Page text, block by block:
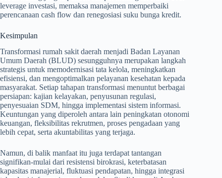
leverage investasi, memaksa manajemen memperbaiki
perencanaan cash flow dan renegosiasi suku bunga kredit.
Kesimpulan
Transformasi rumah sakit daerah menjadi Badan Layanan
Umum Daerah (BLUD) sesungguhnya merupakan langkah
strategis untuk memodernisasi tata kelola, meningkatkan
efisiensi, dan mengoptimalkan pelayanan kesehatan kepada
masyarakat. Setiap tahapan transformasi menuntut berbagai
persiapan: kajian kelayakan, penyusunan regulasi,
penyesuaian SDM, hingga implementasi sistem informasi.
Keuntungan yang diperoleh antara lain peningkatan otonomi
keuangan, fleksibilitas rekrutmen, proses pengadaan yang
lebih cepat, serta akuntabilitas yang terjaga.
Namun, di balik manfaat itu juga terdapat tantangan
signifikan-mulai dari resistensi birokrasi, keterbatasan
kapasitas manajerial, fluktuasi pendapatan, hingga integrasi